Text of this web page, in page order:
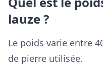
lauze ?
Le poids varie entre
de pierre utilisée.